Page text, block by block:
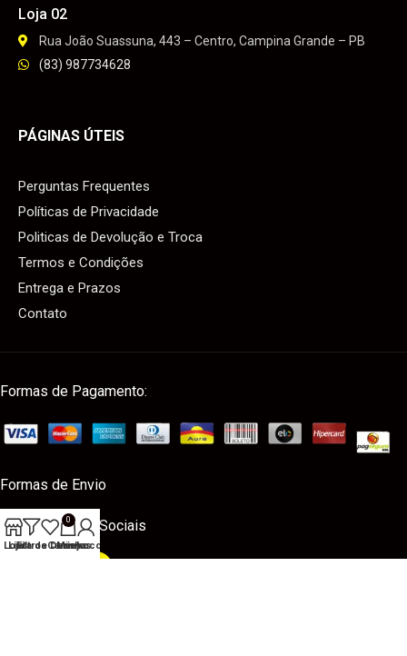
Loja 02
Rua João Suassuna, 443 – Centro, Campina Grande – PB
(83) 987734628
PÁGINAS ÚTEIS
Perguntas Frequentes
Políticas de Privacidade
Politicas de Devolução e Troca
Termos e Condições
Entrega e Prazos
Contato
Formas de Pagamento:
Formas de Envio
Nossas Redes Sociais
LojaFiltros
Lista de Desejos
0
Carrinho
Minha conta